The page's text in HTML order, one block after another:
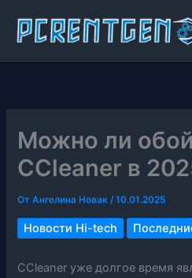
содержимому
Можно ли
CCleaner в
ОтАнгелина Новак/10.01.2025
Новости Hi-tech
CCleaner уже долгое время